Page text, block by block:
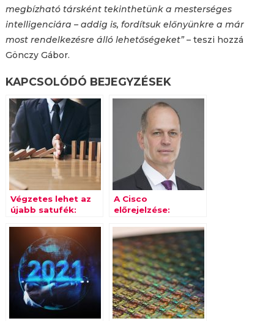
megbízható társként tekinthetünk a mesterséges
intelligenciára – addig is, fordítsuk előnyünkre a már
most rendelkezésre álló lehetőségeket”– teszi hozzá
Gönczy Gábor.
KAPCSOLÓDÓ BEJEGYZÉSEK
Végzetes lehet az
újabb satufék:
biztosíthatják a
cégek az
üzletmenet
folytonosságot
A Cisco
előrejelzése:
trendek a 2020-as
évekre